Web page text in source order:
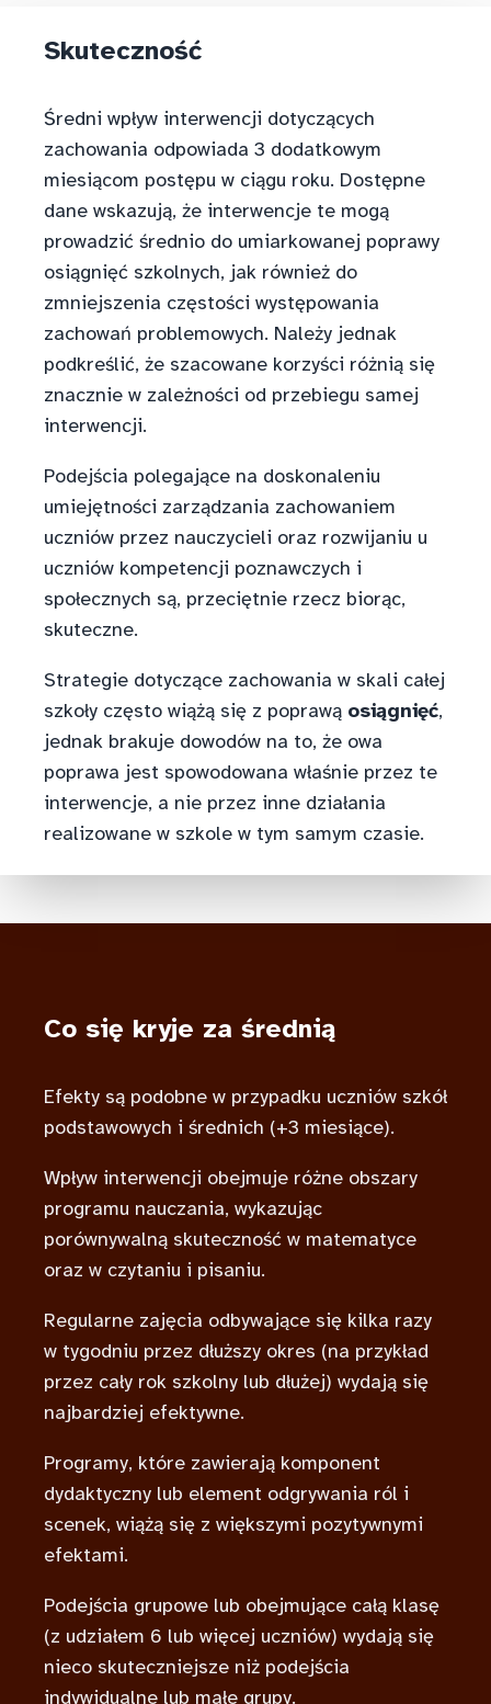
Skuteczność
Średni wpływ interwencji dotyczących
zachowania odpowiada 3 dodatkowym
miesiącom postępu w ciągu roku. Dostępne
dane wskazują, że interwencje te mogą
prowadzić średnio do umiarkowanej poprawy
osiągnięć szkolnych, jak również do
zmniejszenia częstości występowania
zachowań problemowych. Należy jednak
podkreślić, że szacowane korzyści różnią się
znacznie w zależności od przebiegu samej
interwencji.
Podejścia polegające na doskonaleniu
umiejętności zarządzania zachowaniem
uczniów przez nauczycieli oraz rozwijaniu u
uczniów kompetencji poznawczych i
społecznych są, przeciętnie rzecz biorąc,
skuteczne.
Strategie dotyczące zachowania w skali całej
szkoły często wiążą się z poprawą osiągnięć,
jednak brakuje dowodów na to, że owa
poprawa jest spowodowana właśnie przez te
interwencje, a nie przez inne działania
realizowane w szkole w tym samym czasie.
Co się kryje za średnią
Efekty są podobne w przypadku uczniów szkół
podstawowych i średnich (+3 miesiące).
Wpływ interwencji obejmuje różne obszary
programu nauczania, wykazując
porównywalną skuteczność w matematyce
oraz w czytaniu i pisaniu.
Regularne zajęcia odbywające się kilka razy
w tygodniu przez dłuższy okres (na przykład
przez cały rok szkolny lub dłużej) wydają się
najbardziej efektywne.
Programy, które zawierają komponent
dydaktyczny lub element odgrywania ról i
scenek, wiążą się z większymi pozytywnymi
efektami.
Podejścia grupowe lub obejmujące całą klasę
(z udziałem 6 lub więcej uczniów) wydają się
nieco skuteczniejsze niż podejścia
indywidualne lub małe grupy.